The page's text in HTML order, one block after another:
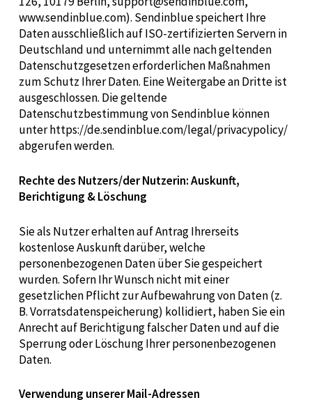
www.sendinblue.com). Sendinblue speichert Ihre
Daten ausschließlich auf ISO-zertifizierten Servern in
Deutschland und unternimmt alle nach geltenden
Datenschutzgesetzen erforderlichen Maßnahmen
zum Schutz Ihrer Daten. Eine Weitergabe an Dritte ist
ausgeschlossen. Die geltende
Datenschutzbestimmung von Sendinblue können
unter https://de.sendinblue.com/legal/privacypolicy/
abgerufen werden.
Rechte des Nutzers/der Nutzerin: Auskunft,
Berichtigung & Löschung
Sie als Nutzer erhalten auf Antrag Ihrerseits
kostenlose Auskunft darüber, welche
personenbezogenen Daten über Sie gespeichert
wurden. Sofern Ihr Wunsch nicht mit einer
gesetzlichen Pflicht zur Aufbewahrung von Daten (z.
B. Vorratsdatenspeicherung) kollidiert, haben Sie ein
Anrecht auf Berichtigung falscher Daten und auf die
Sperrung oder Löschung Ihrer personenbezogenen
Daten.
Verwendung unserer Mail-Adressen